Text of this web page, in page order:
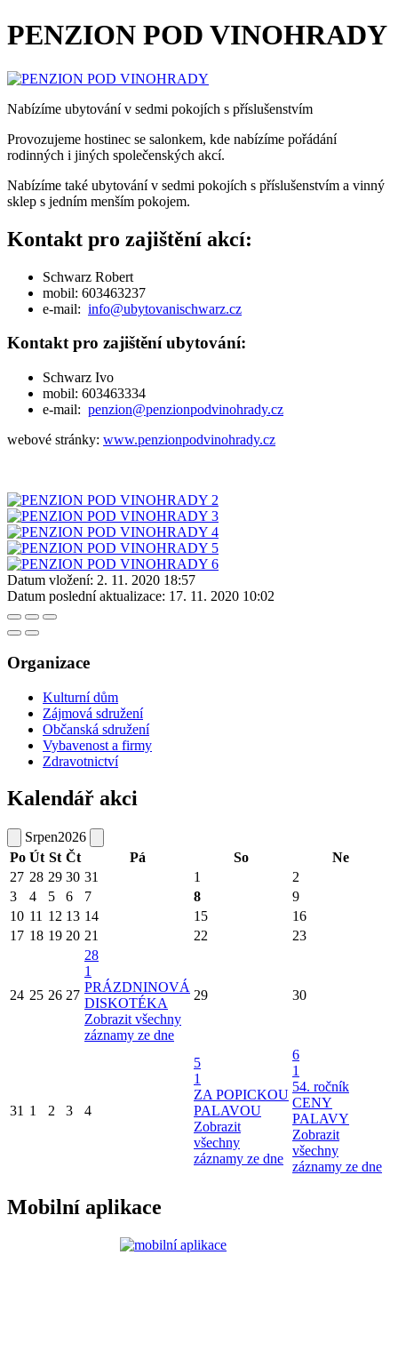
PENZION POD VINOHRADY
Nabízíme ubytování v sedmi pokojích s příslušenstvím
Provozujeme hostinec se salonkem, kde nabízíme pořádání
rodinných i jiných společenských akcí.
Nabízíme také ubytování v sedmi pokojích s příslušenstvím a vinný
sklep s jedním menším pokojem.
Kontakt pro zajištění akcí:
Schwarz Robert
mobil: 603463237
e-mail: info@ubytovanischwarz.cz
Kontakt pro zajištění ubytování:
Schwarz Ivo
mobil: 603463334
e-mail: penzion@penzionpodvinohrady.cz
webové stránky: www.penzionpodvinohrady.cz
Datum vložení: 2. 11. 2020 18:57
Datum poslední aktualizace: 17. 11. 2020 10:02
Organizace
Kulturní dům
Zájmová sdružení
Občanská sdružení
Vybavenost a firmy
Zdravotnictví
Kalendář akci
Srpen2026
Po Út St Čt Pá So
Ne
27 28 29 30 31 1
2
3
4 5 6 7 8
9
10 11 12 13 14 15
16
17 18 19 20 21 22 23
24 25 26 27
28
1
PRÁZDNINOVÁ
DISKOTÉKA
Zobrazit všechny
záznamy ze dne
29 30
31 1 2 3 4
5
1
ZA POPICKOU
PALAVOU
Zobrazit
všechny
záznamy ze dne
6
1
54. ročník
CENY
PALAVY
Zobrazit
všechny
záznamy ze dne
Mobilní aplikace